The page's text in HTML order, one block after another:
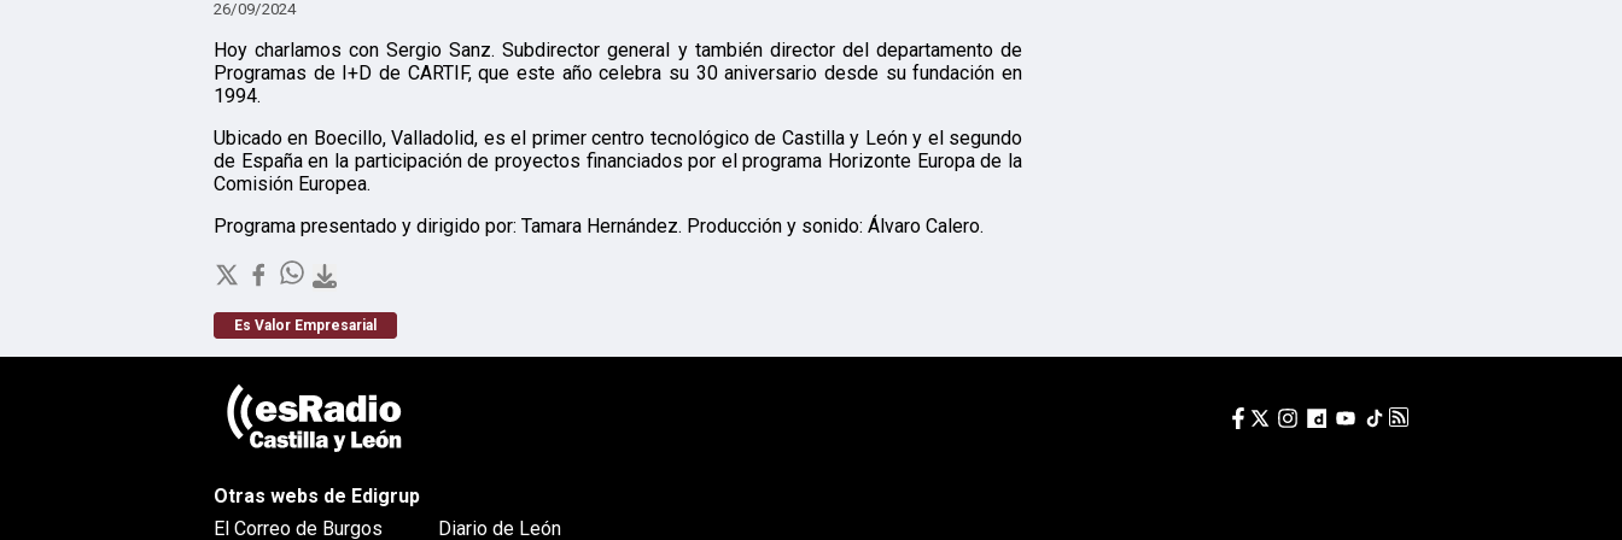
26/09/2024
Hoy charlamos con Sergio Sanz. Subdirector general y también director del departamento de
Programas de I+D de CARTIF, que este año celebra su 30 aniversario desde su fundación en
1994.
Ubicado en Boecillo, Valladolid, es el primer centro tecnológico de Castilla y León y el segundo
de España en la participación de proyectos financiados por el programa Horizonte Europa de la
Comisión Europea.
Programa presentado y dirigido por: Tamara Hernández. Producción y sonido: Álvaro Calero.
Es Valor Empresarial
Otras webs de Edigrup
El Correo de Burgos
Diario de León